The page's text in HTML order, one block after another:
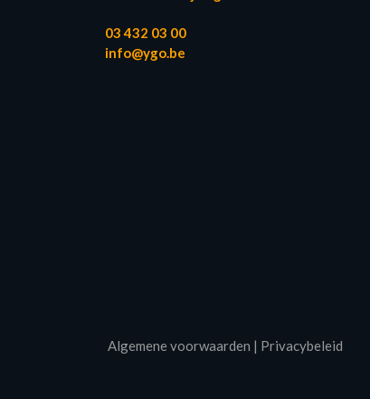
03 432 03 00
info@ygo.be
Algemene voorwaarden | Privacybeleid